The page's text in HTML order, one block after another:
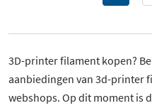
3D-printer filament kopen?
aanbiedingen van 3d-printer
webshops. Op dit moment is